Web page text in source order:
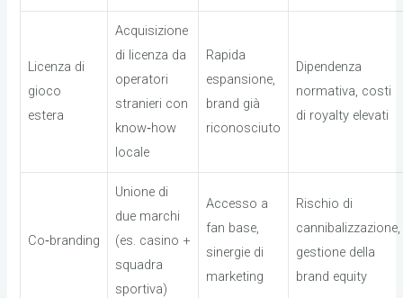
Licenza di
gioco
estera
Acquisizione
di licenza da
operatori
stranieri con
know‑how
locale
Rapida
espansione,
brand già
riconosciuto
Dipendenza
normativa, costi
di royalty elevati
Co‑branding
Unione di
due marchi
(es. casino +
squadra
sportiva)
Accesso a
fan base,
sinergie di
marketing
Rischio di
cannibalizzazione,
gestione della
brand equity